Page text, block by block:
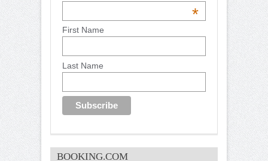
*
First Name
Last Name
BOOKING.COM